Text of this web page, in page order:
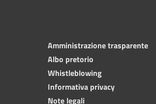
Amministrazione trasparente
Albo pretorio
Whistleblowing
Informativa privacy
Note legali